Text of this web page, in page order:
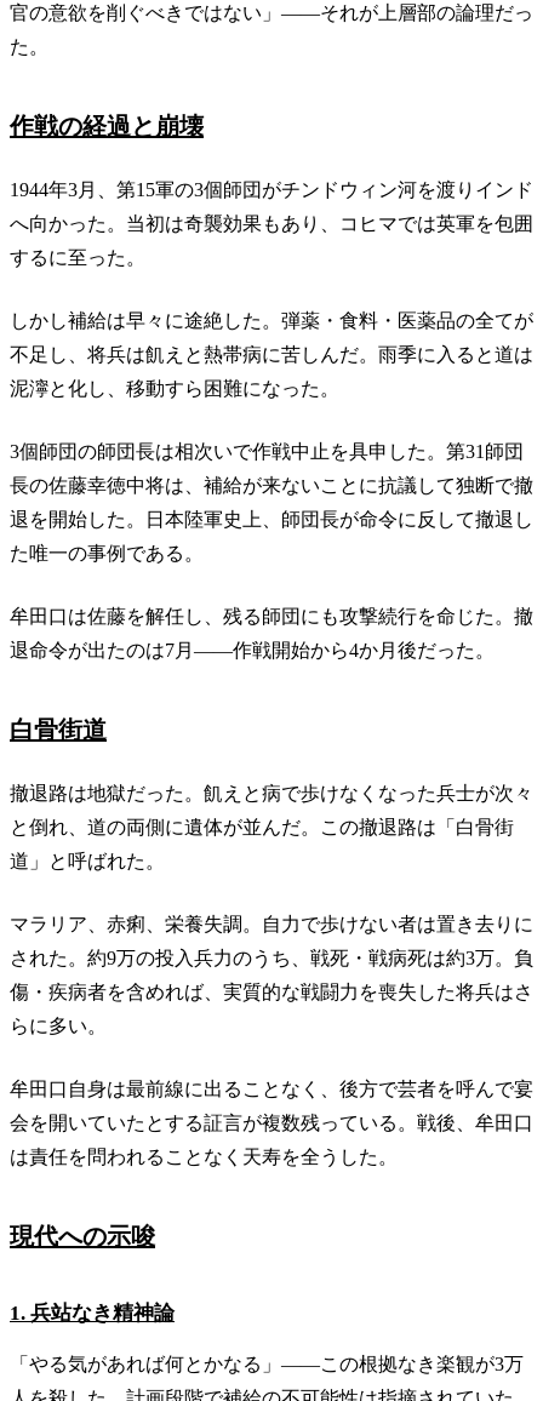
官の意欲を削ぐべきではない」——それが上層部の論理だっ
た。
作戦の経過と崩壊
1944年3月、第15軍の3個師団がチンドウィン河を渡りインド
へ向かった。当初は奇襲効果もあり、コヒマでは英軍を包囲
するに至った。
しかし補給は早々に途絶した。弾薬・食料・医薬品の全てが
不足し、将兵は飢えと熱帯病に苦しんだ。雨季に入ると道は
泥濘と化し、移動すら困難になった。
3個師団の師団長は相次いで作戦中止を具申した。第31師団
長の佐藤幸徳中将は、補給が来ないことに抗議して独断で撤
退を開始した。日本陸軍史上、師団長が命令に反して撤退し
た唯一の事例である。
牟田口は佐藤を解任し、残る師団にも攻撃続行を命じた。撤
退命令が出たのは7月——作戦開始から4か月後だった。
白骨街道
撤退路は地獄だった。飢えと病で歩けなくなった兵士が次々
と倒れ、道の両側に遺体が並んだ。この撤退路は「白骨街
道」と呼ばれた。
マラリア、赤痢、栄養失調。自力で歩けない者は置き去りに
された。約9万の投入兵力のうち、戦死・戦病死は約3万。負
傷・疾病者を含めれば、実質的な戦闘力を喪失した将兵はさ
らに多い。
牟田口自身は最前線に出ることなく、後方で芸者を呼んで宴
会を開いていたとする証言が複数残っている。戦後、牟田口
は責任を問われることなく天寿を全うした。
現代への示唆
1. 兵站なき精神論
「やる気があれば何とかなる」——この根拠なき楽観が3万